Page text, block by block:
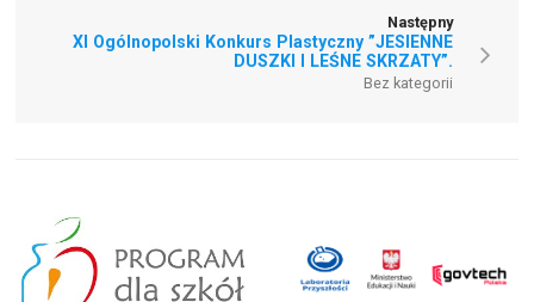
Następny
XI Ogólnopolski Konkurs Plastyczny ”JESIENNE
DUSZKI I LEŚNE SKRZATY”.
Bez kategorii